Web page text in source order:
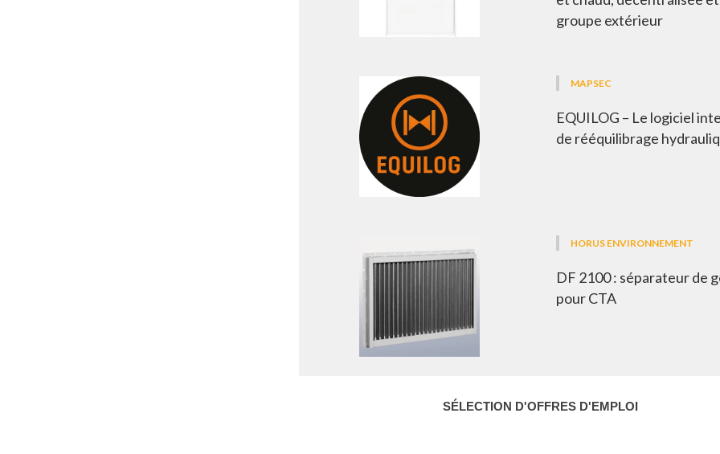
groupe extérieur
MAPSEC
EQUILOG – Le logiciel
de rééquilibrage
HORUS ENVIRONNEMENT
DF 2100 : séparateur de
pour CTA
SÉLECTION D'OFFRES D'EMPLOI